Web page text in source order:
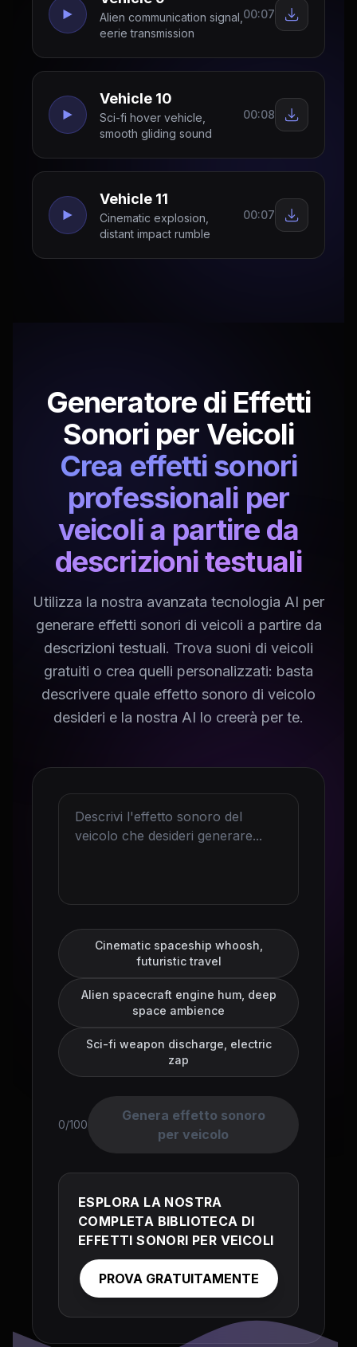
Alien communication signal,
eerie transmission
00:07
Vehicle 10
Sci-fi hover vehicle,
smooth gliding sound
00:08
Vehicle 11
Cinematic explosion,
distant impact rumble
00:07
Generatore di Effetti
Sonori per Veicoli
Crea effetti sonori
professionali per
veicoli a partire da
descrizioni testuali
Utilizza la nostra avanzata tecnologia AI per
generare effetti sonori di veicoli a partire da
descrizioni testuali. Trova suoni di veicoli
gratuiti o crea quelli personalizzati: basta
descrivere quale effetto sonoro di veicolo
desideri e la nostra AI lo creerà per te.
Cinematic spaceship whoosh,
futuristic travel
Alien spacecraft engine hum, deep
space ambience
Sci-fi weapon discharge, electric
zap
0/100
Genera effetto sonoro
per veicolo
ESPLORA LA NOSTRA
COMPLETA BIBLIOTECA DI
EFFETTI SONORI PER VEICOLI
PROVA GRATUITAMENTE